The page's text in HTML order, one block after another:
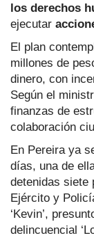
los derechos
ejecutar
El plan
millones de
dinero, con
Según el
finanzas de
colaboración
En Pereira ya
días, una de
detenidas siete
Ejército y
‘Kevin’,
delincuencial